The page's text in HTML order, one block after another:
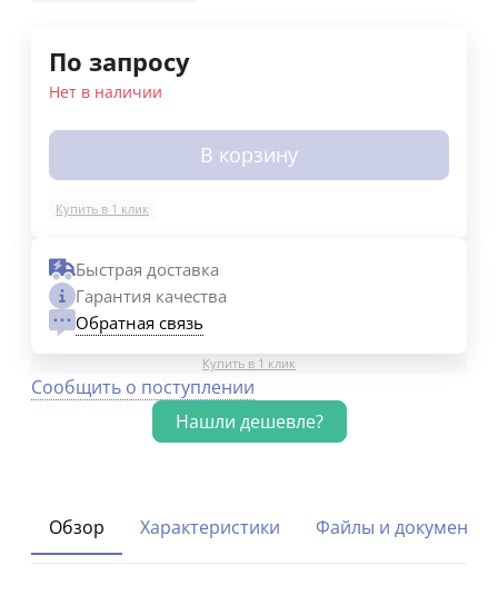
По запросу
Нет в наличии
В корзину
Купить в 1 клик
Быстрая доставка
Гарантия качества
Обратная связь
Купить в 1 клик
Сообщить о поступлении
Обзор Характеристики Файлы и документы